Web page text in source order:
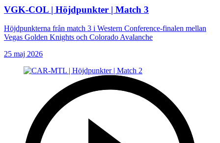
VGK-COL | Höjdpunkter | Match 3
Höjdpunkterna från match 3 i Western Conference-finalen mellan
Vegas Golden Knights och Colorado Avalanche
25 maj 2026